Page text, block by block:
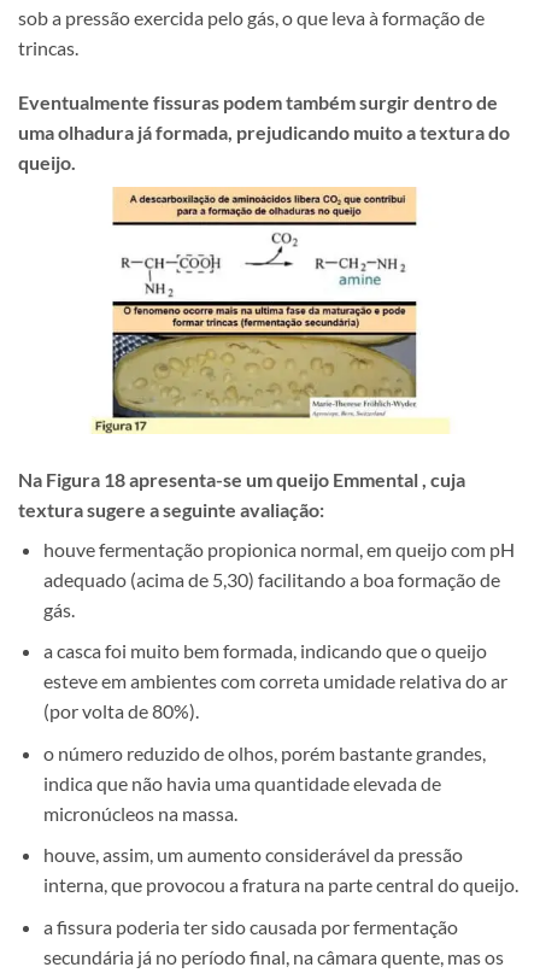
sob a pressão exercida pelo gás, o que leva à formação de
trincas.
Eventualmente fissuras podem também surgir dentro de
uma olhadura já formada, prejudicando muito a textura do
queijo.
Na Figura 18 apresenta-se um queijo Emmental , cuja
textura sugere a seguinte avaliação:
houve fermentação propionica normal, em queijo com pH
adequado (acima de 5,30) facilitando a boa formação de
gás.
a casca foi muito bem formada, indicando que o queijo
esteve em ambientes com correta umidade relativa do ar
(por volta de 80%).
o número reduzido de olhos, porém bastante grandes,
indica que não havia uma quantidade elevada de
micronúcleos na massa.
houve, assim, um aumento considerável da pressão
interna, que provocou a fratura na parte central do queijo.
a fissura poderia ter sido causada por fermentação
secundária já no período final, na câmara quente, mas os